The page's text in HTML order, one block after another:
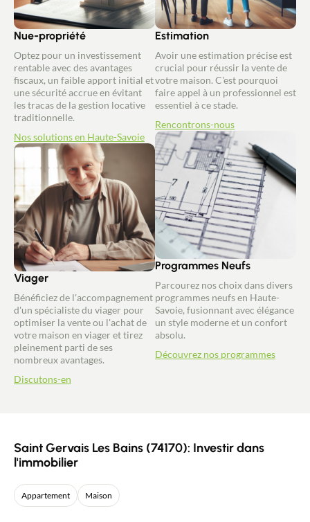
Nue-propriété
Optez pour un investissement
rentable avec des avantages
fiscaux, un faible apport initial et
une sécurité accrue en évitant
les tracas de la gestion locative
traditionnelle.
Nos solutions en Haute-Savoie
Viager
Bénéficiez de l'accompagnement
d'un spécialiste du viager pour
optimiser la vente ou l'achat de
votre maison en viager et tirez
pleinement parti de ses
nombreux avantages.
Discutons-en
Estimation
Avoir une estimation précise est
crucial pour réussir la vente de
votre maison. C'est pourquoi
faire appel à un professionnel est
essentiel à ce stade.
Rencontrons-nous
Programmes Neufs
Parcourez nos choix dans divers
programmes neufs en Haute-
Savoie, fusionnant avec élégance
un style moderne et un confort
absolu.
Découvrez nos programmes
Saint Gervais Les Bains (74170): Investir dans
l'immobilier
Appartement Maison